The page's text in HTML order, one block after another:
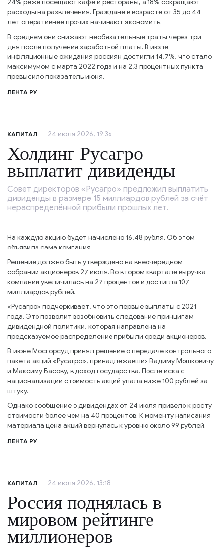
24% реже посещают кафе и рестораны, а 18% сокращают
расходы на развлечения. Граждане в возрасте от 35 до 44
лет оперативнее прочих начинают экономить.
В среднем они снижают необязательные траты через три
дня после получения заработной платы. В июле
инфляционные ожидания россиян достигли 14,7%, что стало
максимумом с марта 2022 года и на 2,3 процентных пункта
превысило показатель июня.
ЛЕНТА РУ
КАПИТАЛ 24 июля 2026, 19:36
Холдинг Русагро
выплатит дивиденды
Совет директоров «Русагро» предложил выплатить
дивиденды в размере 15 миллиардов рублей за счёт
нераспределённой прибыли прошлых лет.
На каждую акцию будет начислено 16,48 рубля. Об этом
объявила сама компания.
Решение должно быть утверждено на внеочередном
собрании акционеров 27 июля. Во втором квартале выручка
компании увеличилась на 27 процентов и достигла 107
миллиардов рублей.
«Русагро» подчёркивает, что это первые выплаты с 2021
года. Это позволит возобновить следование принципам
дивидендной политики, которая направлена на
предсказуемое распределение прибыли среди акционеров.
В июне Мосгорсуд принял решение о передаче контрольного
пакета акций «Русагро», принадлежавших Вадиму Мошковичу
и Максиму Басову, в доход государства. После иска о
национализации стоимость акций упала ниже 100 рублей за
штуку.
Однако сообщение о дивидендах от 24 июля привело к росту
стоимости более чем на 40 процентов. К моменту написания
материала цена акций вернулась к уровню около 99 рублей.
ЛЕНТА РУ
КАПИТАЛ 24 июля 2026, 13:18
Россия поднялась в
мировом рейтинге
миллионеров